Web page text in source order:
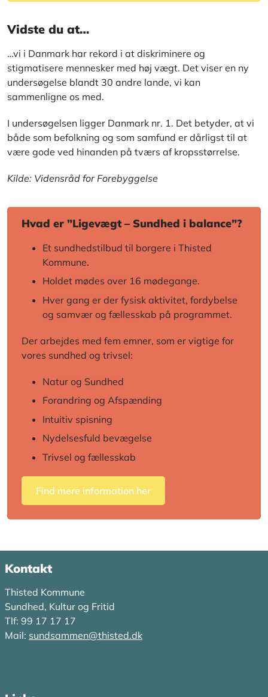
Vidste du at…
…vi i Danmark har rekord i at diskriminere og
stigmatisere mennesker med høj vægt. Det viser en ny
undersøgelse blandt 30 andre lande, vi kan
sammenligne os med.
I undersøgelsen ligger Danmark nr. 1. Det betyder, at vi
både som befolkning og som samfund er dårligst til at
være gode ved hinanden på tværs af kropsstørrelse.
Kilde: Vidensråd for Forebyggelse
Hvad er ”Ligevægt – Sundhed i balance”?
Et sundhedstilbud til borgere i Thisted
Kommune.
Holdet mødes over 16 mødegange.
Hver gang er der fysisk aktivitet, fordybelse
og samvær og fællesskab på programmet.
Der arbejdes med fem emner, som er vigtige for
vores sundhed og trivsel:
Natur og Sundhed
Forandring og Afspænding
Intuitiv spisning
Nydelsesfuld bevægelse
Trivsel og fællesskab
Find mere information her
Kontakt
Thisted Kommune
Sundhed, Kultur og Fritid
Tlf: 99 17 17 17
Mail: sundsammen@thisted.dk